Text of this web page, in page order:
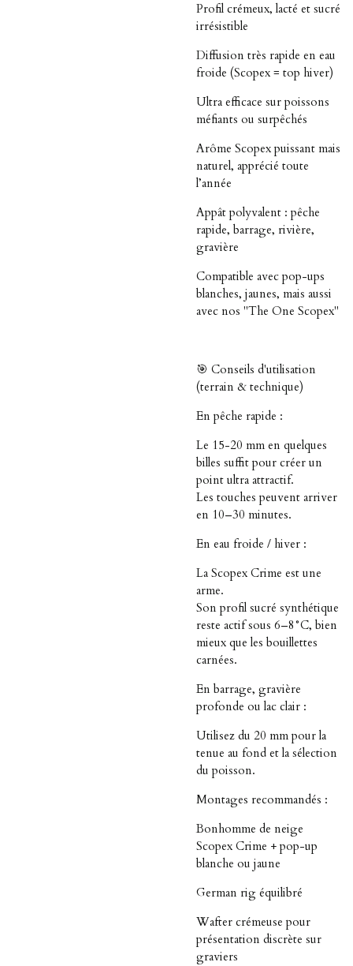
Profil crémeux, lacté et sucré
irrésistible
Diffusion très rapide en eau
froide (Scopex = top hiver)
Ultra efficace sur poissons
méfiants ou surpêchés
Arôme Scopex puissant mais
naturel, apprécié toute
l’année
Appât polyvalent : pêche
rapide, barrage, rivière,
gravière
Compatible avec pop-ups
blanches, jaunes, mais aussi
avec nos "The One Scopex"
🎯 Conseils d'utilisation
(terrain & technique)
En pêche rapide :
Le 15-20 mm en quelques
billes suffit pour créer un
point ultra attractif.
Les touches peuvent arriver
en 10–30 minutes.
En eau froide / hiver :
La Scopex Crime est une
arme.
Son profil sucré synthétique
reste actif sous 6–8°C, bien
mieux que les bouillettes
carnées.
En barrage, gravière
profonde ou lac clair :
Utilisez du 20 mm pour la
tenue au fond et la sélection
du poisson.
Montages recommandés :
Bonhomme de neige
Scopex Crime + pop-up
blanche ou jaune
German rig équilibré
Wafter crémeuse pour
présentation discrète sur
graviers